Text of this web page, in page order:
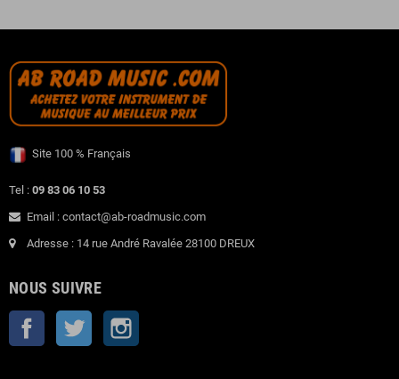
Site 100 % Français
Tel : 09 83 06 10 53
Email : contact@ab-roadmusic.com
Adresse : 14 rue André Ravalée 28100 DREUX
NOUS SUIVRE
Facebook Twitter